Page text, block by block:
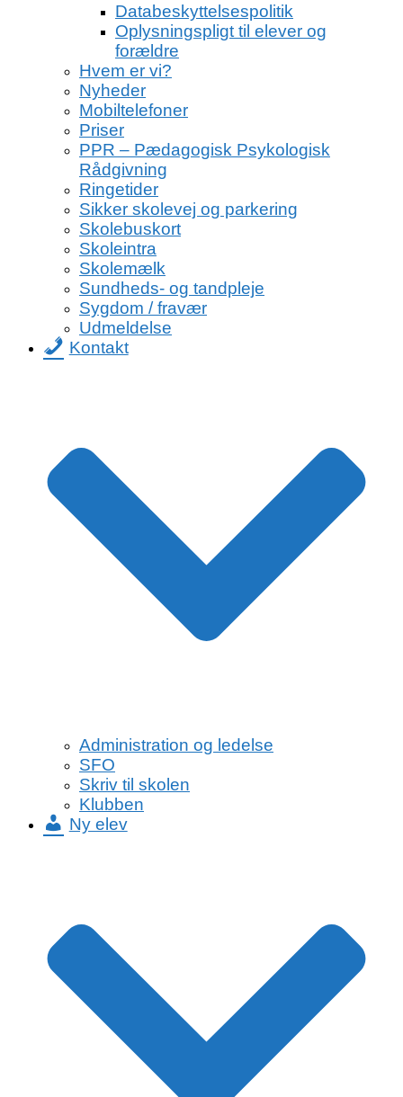
Databeskyttelsespolitik
Oplysningspligt til elever og
forældre
Hvem er vi?
Nyheder
Mobiltelefoner
Priser
PPR – Pædagogisk Psykologisk
Rådgivning
Ringetider
Sikker skolevej og parkering
Skolebuskort
Skoleintra
Skolemælk
Sundheds- og tandpleje
Sygdom / fravær
Udmeldelse
Kontakt
Administration og ledelse
SFO
Skriv til skolen
Klubben
Ny elev